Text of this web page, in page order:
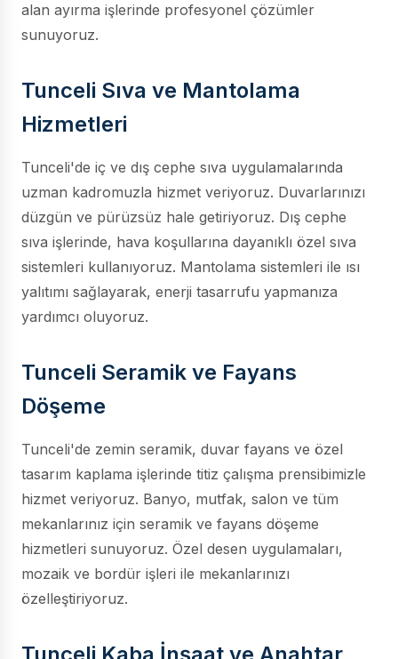
alan ayırma işlerinde profesyonel çözümler
sunuyoruz.
Tunceli Sıva ve Mantolama
Hizmetleri
Tunceli'de iç ve dış cephe sıva uygulamalarında
uzman kadromuzla hizmet veriyoruz. Duvarlarınızı
düzgün ve pürüzsüz hale getiriyoruz. Dış cephe
sıva işlerinde, hava koşullarına dayanıklı özel sıva
sistemleri kullanıyoruz. Mantolama sistemleri ile ısı
yalıtımı sağlayarak, enerji tasarrufu yapmanıza
yardımcı oluyoruz.
Tunceli Seramik ve Fayans
Döşeme
Tunceli'de zemin seramik, duvar fayans ve özel
tasarım kaplama işlerinde titiz çalışma prensibimizle
hizmet veriyoruz. Banyo, mutfak, salon ve tüm
mekanlarınız için seramik ve fayans döşeme
hizmetleri sunuyoruz. Özel desen uygulamaları,
mozaik ve bordür işleri ile mekanlarınızı
özelleştiriyoruz.